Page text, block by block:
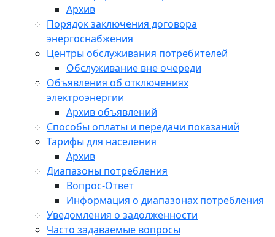
Архив
Порядок заключения договора
энергоснабжения
Центры обслуживания потребителей
Обслуживание вне очереди
Объявления об отключениях
электроэнергии
Архив объявлений
Способы оплаты и передачи показаний
Тарифы для населения
Архив
Диапазоны потребления
Вопрос-Ответ
Информация о диапазонах потребления
Уведомления о задолженности
Часто задаваемые вопросы